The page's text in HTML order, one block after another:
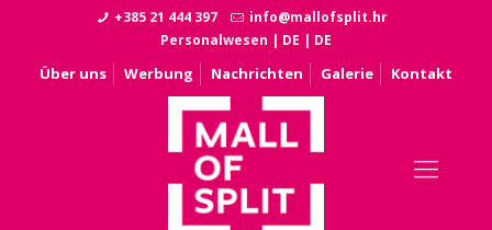
+385 21 444 397
info@mallofsplit.hr
Personalwesen | DE | DE
Über uns Werbung Nachrichten Galerie Kontakt